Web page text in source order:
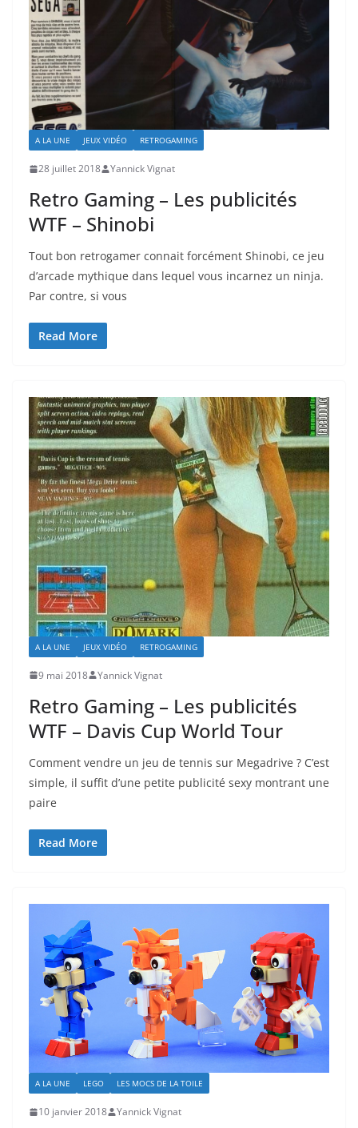
A LA UNE JEUX VIDÉO RETROGAMING
28 juillet 2018 Yannick Vignat
Retro Gaming – Les publicités
WTF – Shinobi
Tout bon retrogamer connait forcément Shinobi, ce jeu
d’arcade mythique dans lequel vous incarnez un ninja.
Par contre, si vous
Read More
A LA UNE JEUX VIDÉO RETROGAMING
9 mai 2018 Yannick Vignat
Retro Gaming – Les publicités
WTF – Davis Cup World Tour
Comment vendre un jeu de tennis sur Megadrive ? C’est
simple, il suffit d’une petite publicité sexy montrant une
paire
Read More
A LA UNE LEGO LES MOCS DE LA TOILE
10 janvier 2018 Yannick Vignat